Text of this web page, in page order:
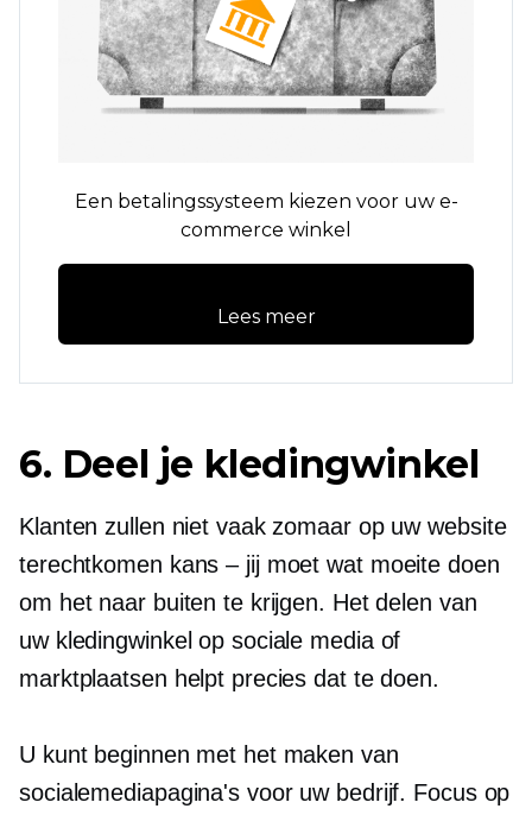
Een betalingssysteem kiezen voor uw e-
commerce winkel
Lees meer
6. Deel je kledingwinkel
Klanten zullen niet vaak zomaar op uw website
terechtkomen kans – jijmoet wat moeite doen
om het naar buiten te krijgen. Het delen van
uw kledingwinkel op sociale media of
marktplaatsen helpt precies dat te doen.
U kunt beginnen met het maken van
socialemediapagina's voor uw bedrijf. Focus op